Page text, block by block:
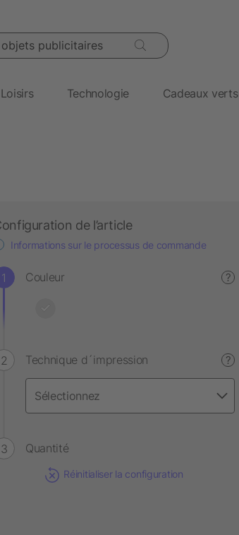
Loisirs Technologie Cadeaux verts
de l’article
Informations sur le processus de commande
Couleur ?
Technique d´impression ?
Quantité
Réinitialiser la configuration